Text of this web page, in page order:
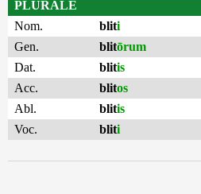
PLURALE
Nom.
bliti
Gen.
blitōrum
Dat.
blitis
Acc.
blitos
Abl.
blitis
Voc.
bliti